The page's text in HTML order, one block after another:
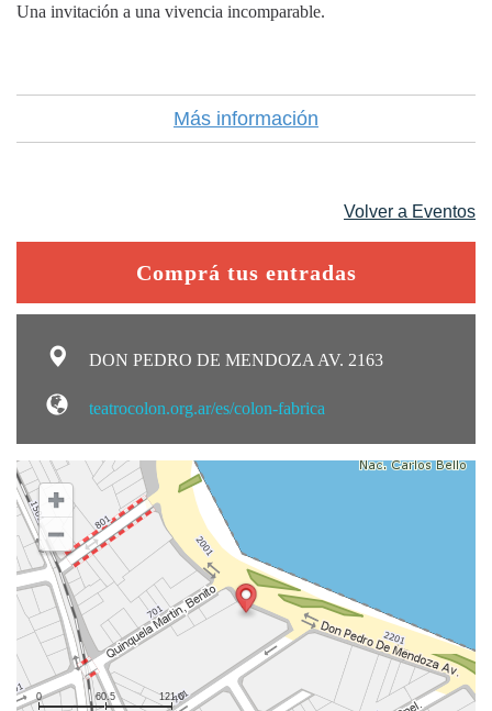
Una invitación a una vivencia incomparable.
Más información
Volver a Eventos
Comprá tus entradas
DON PEDRO DE MENDOZA AV. 2163
teatrocolon.org.ar/es/colon-fabrica
0 60.5 121.0